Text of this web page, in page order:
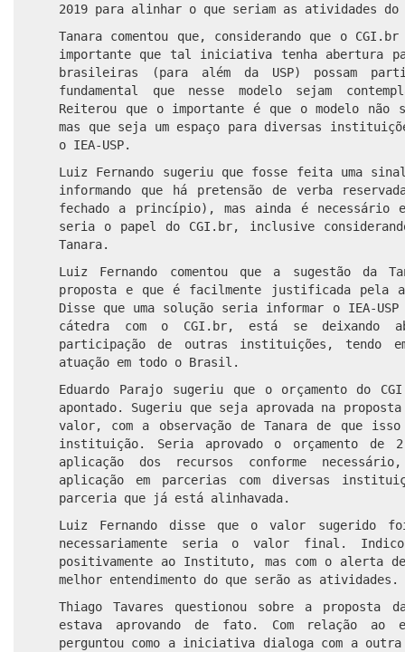
2019 para alinhar o que seriam as atividades
Tanara comentou que, considerando que o
importante que tal iniciativa tenha abertura
brasileiras (para além da USP) possam
fundamental que nesse modelo sejam
Reiterou que o importante é que o modelo não
mas que seja um espaço para diversas
o IEA-USP.
Luiz Fernando sugeriu que fosse feita uma
informando que há pretensão de verba
fechado a princípio), mas ainda é necessário
seria o papel do CGI.br, inclusive
Tanara.
Luiz Fernando comentou que a sugestão da
proposta e que é facilmente justificada pela
Disse que uma solução seria informar o IEA-
cátedra com o CGI.br, está se deixando
participação de outras instituições, tendo
atuação em todo o Brasil.
Eduardo Parajo sugeriu que o orçamento do
apontado. Sugeriu que seja aprovada na
valor, com a observação de Tanara de que
instituição. Seria aprovado o orçamento
aplicação dos recursos conforme
aplicação em parcerias com diversas
parceria que já está alinhavada.
Luiz Fernando disse que o valor sugerido
necessariamente seria o valor final.
positivamente ao Instituto, mas com o alerta
melhor entendimento do que serão as atividades.
Thiago Tavares questionou sobre a proposta
estava aprovando de fato. Com relação ao
perguntou como a iniciativa dialoga com a